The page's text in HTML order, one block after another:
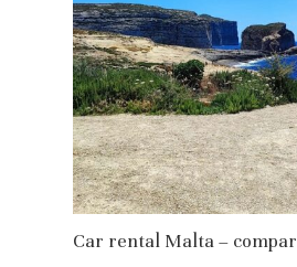
Car rental Malta –